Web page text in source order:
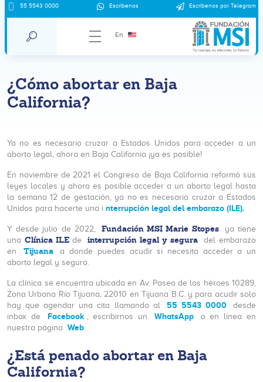
55 5543 0000 Escríbenos Escríbenos por Telegram
En
¿Cómo abortar en Baja
California?
Ya no es necesario cruzar a Estados Unidos para acceder a un
aborto legal, ahora en Baja California ¡ya es posible!
En noviembre de 2021 el Congreso de Baja California reformó sus
leyes locales y ahora es posible acceder a un aborto legal hasta
la semana 12 de gestación, ya no es necesario cruzar a Estados
Unidos para hacerte una i nterrupción legal del embarazo (ILE).
Y desde julio de 2022, Fundación MSI Marie Stopes
ya tiene
una Clínica ILE de interrupción legal y segura
del embarazo
en
Tijuana
a donde puedes acudir si necesita acceder a un
aborto legal y seguro.
La clínica se encuentra ubicada en Av. Paseo de los héroes 10289,
Zona Urbana Río Tijuana, 22010 en Tijuana B.C. y para acudir solo
hay que agendar una cita llamando al
55 5543 0000
desde
inbox de
Facebook , escribirnos un WhatsApp
o en línea en
nuestra página Web .
¿Está penado abortar en Baja
California?